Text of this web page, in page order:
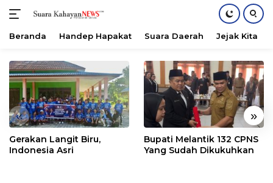
konten
Beranda Handep Hapakat Suara Daerah Jejak Kita
« »
Gerakan Langit Biru,
Indonesia Asri
Bupati Melantik 132 CPNS
Yang Sudah Dikukuhkan